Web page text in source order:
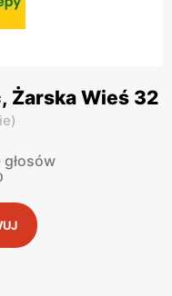
Żarska Wieś 32
)
głosów